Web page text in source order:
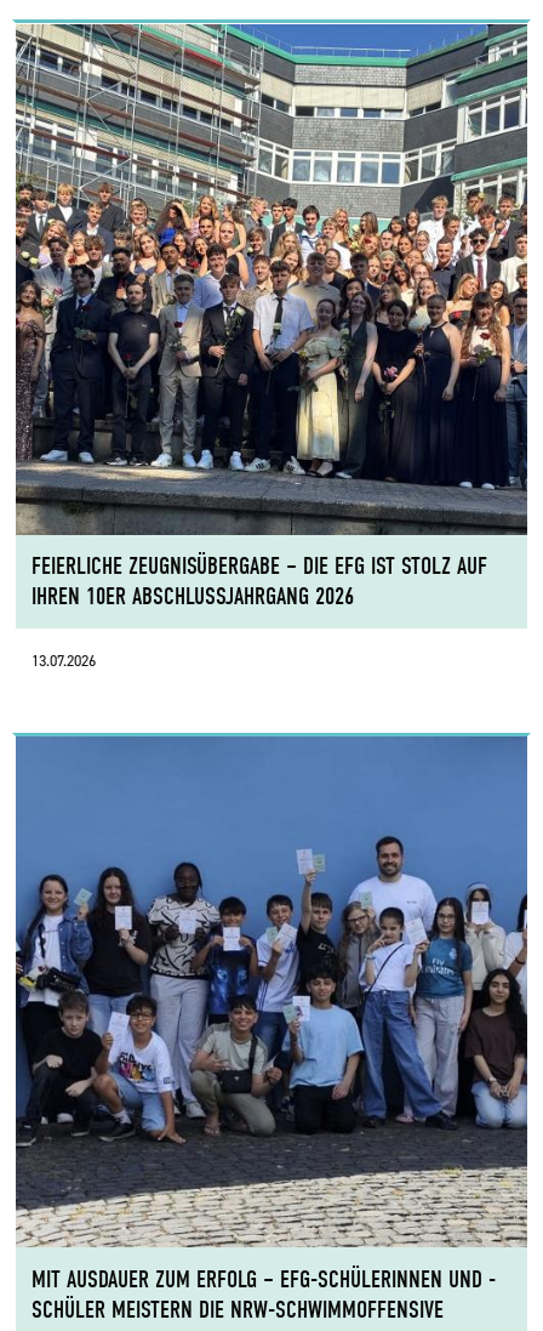
FEIERLICHE ZEUGNISÜBERGABE – DIE EFG IST STOLZ AUF
IHREN 10ER ABSCHLUSSJAHRGANG 2026
13.07.2026
MIT AUSDAUER ZUM ERFOLG – EFG-SCHÜLERINNEN UND -
SCHÜLER MEISTERN DIE NRW-SCHWIMMOFFENSIVE